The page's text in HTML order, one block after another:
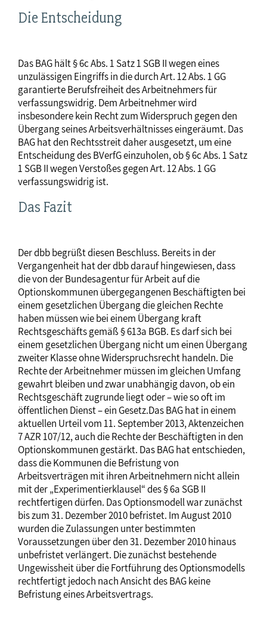
Die Entscheidung
Das BAG hält § 6c Abs. 1 Satz 1 SGB II wegen eines
unzulässigen Eingriffs in die durch Art. 12 Abs. 1 GG
garantierte Berufsfreiheit des Arbeitnehmers für
verfassungswidrig. Dem Arbeitnehmer wird
insbesondere kein Recht zum Widerspruch gegen den
Übergang seines Arbeitsverhältnisses eingeräumt. Das
BAG hat den Rechtsstreit daher ausgesetzt, um eine
Entscheidung des BVerfG einzuholen, ob § 6c Abs. 1 Satz
1 SGB II wegen Verstoßes gegen Art. 12 Abs. 1 GG
verfassungswidrig ist.
Das Fazit
Der dbb begrüßt diesen Beschluss. Bereits in der
Vergangenheit hat der dbb darauf hingewiesen, dass
die von der Bundesagentur für Arbeit auf die
Optionskommunen übergegangenen Beschäftigten bei
einem gesetzlichen Übergang die gleichen Rechte
haben müssen wie bei einem Übergang kraft
Rechtsgeschäfts gemäß § 613a BGB. Es darf sich bei
einem gesetzlichen Übergang nicht um einen Übergang
zweiter Klasse ohne Widerspruchsrecht handeln. Die
Rechte der Arbeitnehmer müssen im gleichen Umfang
gewahrt bleiben und zwar unabhängig davon, ob ein
Rechtsgeschäft zugrunde liegt oder – wie so oft im
öffentlichen Dienst – ein Gesetz.Das BAG hat in einem
aktuellen Urteil vom 11. September 2013, Aktenzeichen
7 AZR 107/12, auch die Rechte der Beschäftigten in den
Optionskommunen gestärkt. Das BAG hat entschieden,
dass die Kommunen die Befristung von
Arbeitsverträgen mit ihren Arbeitnehmern nicht allein
mit der „Experimentierklausel“ des § 6a SGB II
rechtfertigen dürfen. Das Optionsmodell war zunächst
bis zum 31. Dezember 2010 befristet. Im August 2010
wurden die Zulassungen unter bestimmten
Voraussetzungen über den 31. Dezember 2010 hinaus
unbefristet verlängert. Die zunächst bestehende
Ungewissheit über die Fortführung des Optionsmodells
rechtfertigt jedoch nach Ansicht des BAG keine
Befristung eines Arbeitsvertrags.